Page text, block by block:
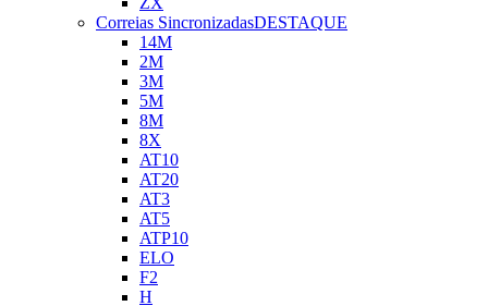
Correias SincronizadasDESTAQUE
14M
2M
3M
5M
8M
8X
AT10
AT20
AT3
AT5
ATP10
ELO
F2
H